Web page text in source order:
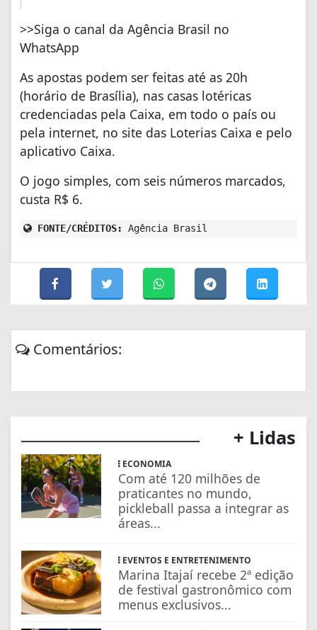
>>Siga o canal da Agência Brasil no
WhatsApp
As apostas podem ser feitas até as 20h
(horário de Brasília), nas casas lotéricas
credenciadas pela Caixa, em todo o país ou
pela internet, no site das Loterias Caixa e pelo
aplicativo Caixa.
O jogo simples, com seis números marcados,
custa R$ 6.
FONTE/CRÉDITOS: Agência Brasil
Comentários:
+ Lidas
ECONOMIA
Com até 120 milhões de
praticantes no mundo,
pickleball passa a integrar as
áreas...
EVENTOS E ENTRETENIMENTO
Marina Itajaí recebe 2ª edição
de festival gastronômico com
menus exclusivos...